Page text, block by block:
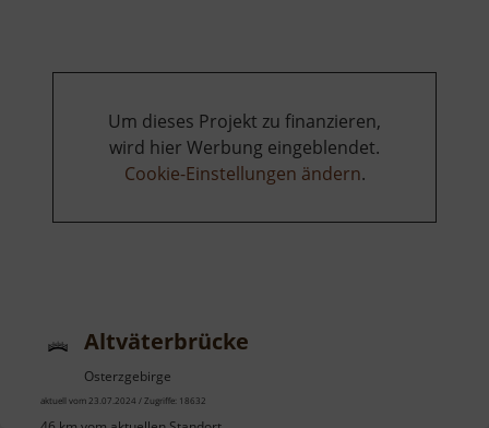
Um dieses Projekt zu finanzieren,
wird hier Werbung eingeblendet.
Cookie-Einstellungen ändern.
Altväterbrücke
Osterzgebirge
aktuell vom 23.07.2024 / Zugriffe: 18632